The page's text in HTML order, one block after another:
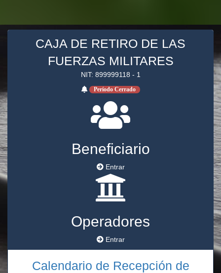
CAJA DE RETIRO DE LAS
FUERZAS MILITARES
NIT: 899999118 - 1
Período Cerrado
Beneficiario
Entrar
Operadores
Entrar
Calendario de Recepción de